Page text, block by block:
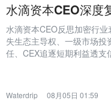
水滴资本CEO深度
水滴资本CEO反思加密行
失生态主导权、一级市场
任、CEX追逐短期利益透
Waterdrip 08月05日 01:59